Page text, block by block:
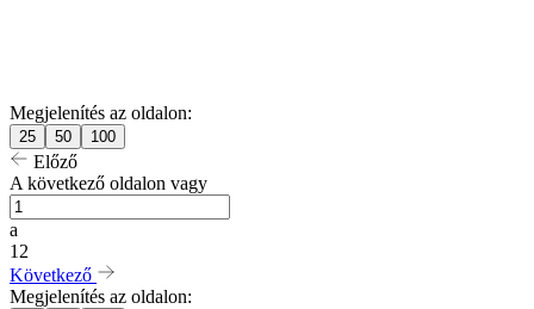
Megjelenítés az oldalon:
25 50 100
Előző
A következő oldalon vagy
a
12
Következő
Megjelenítés az oldalon: